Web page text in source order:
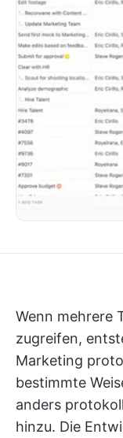
Wenn mehrere
zugreifen,
Marketing
bestimmte
anders
hinzu. Die